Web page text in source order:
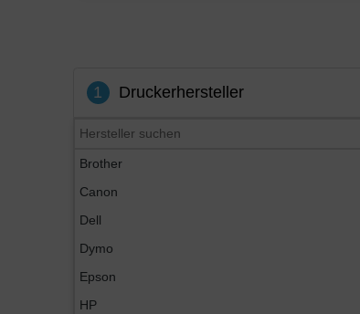
1 Druckerhersteller
Brother
Canon
Dell
Dymo
Epson
HP